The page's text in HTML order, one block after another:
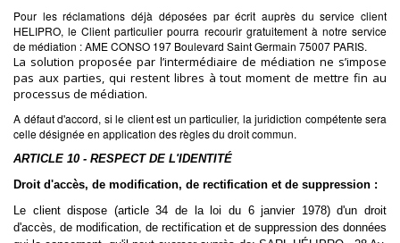
Pour les réclamations déjà déposées par écrit auprès du service client
HELIPRO, le Client particulier pourra recourir gratuitement à notre service
de médiation : AME CONSO 197 Boulevard Saint Germain 75007 PARIS.
La solution proposée par l’intermédiaire de médiation ne s’impose
pas aux parties, qui restent libres à tout moment de mettre fin au
processus de médiation.
A défaut d'accord, si le client est un particulier, la juridiction compétente sera
celle désignée en application des règles du droit commun.
ARTICLE 10 - RESPECT DE L'IDENTITÉ
Droit d'accès, de modification, de rectification et de suppression :
Le client dispose (article 34 de la loi du 6 janvier 1978) d'un droit
d'accès, de modification, de rectification et de suppression des données